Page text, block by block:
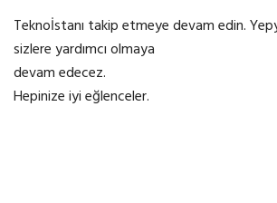
Teknoİstanı takip etmeye devam edin.
sizlere yardımcı olmaya
devam edecez.
Hepinize iyi eğlenceler.